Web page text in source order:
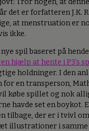
det er forfatteren J.K.
at menstruation er
ikke.
spil baseret på
hjælp at hente i P3’s
holdninger. I den
en transperson,
købe spillet og nok
havde set en boykot.
tilbage, der er i tvivl
illustrationer i